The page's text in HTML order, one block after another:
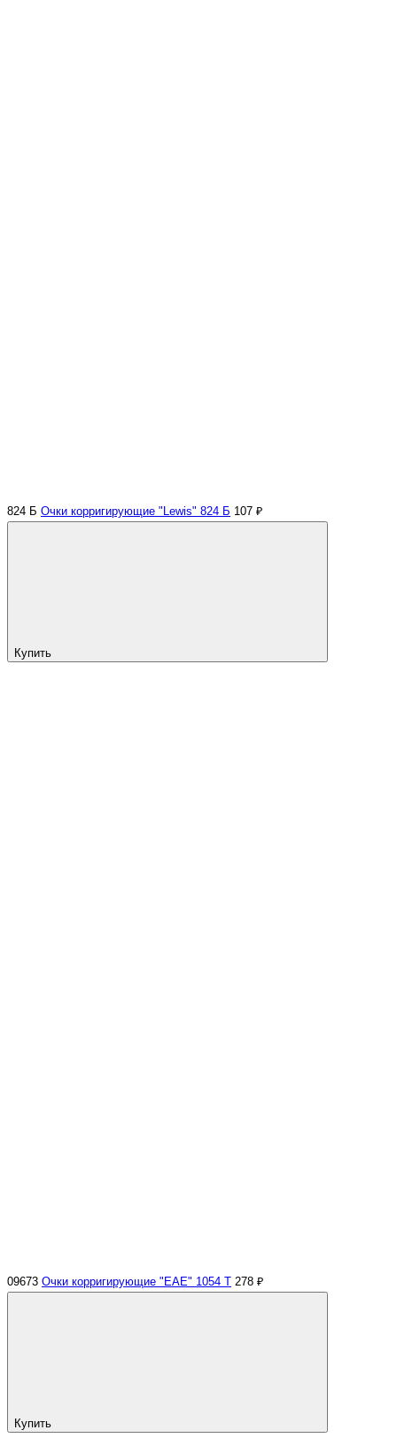
824 Б Очки корригирующие "Lewis" 824 Б 107 ₽
Купить
09673 Очки корригирующие "EAE" 1054 Т 278 ₽
Купить